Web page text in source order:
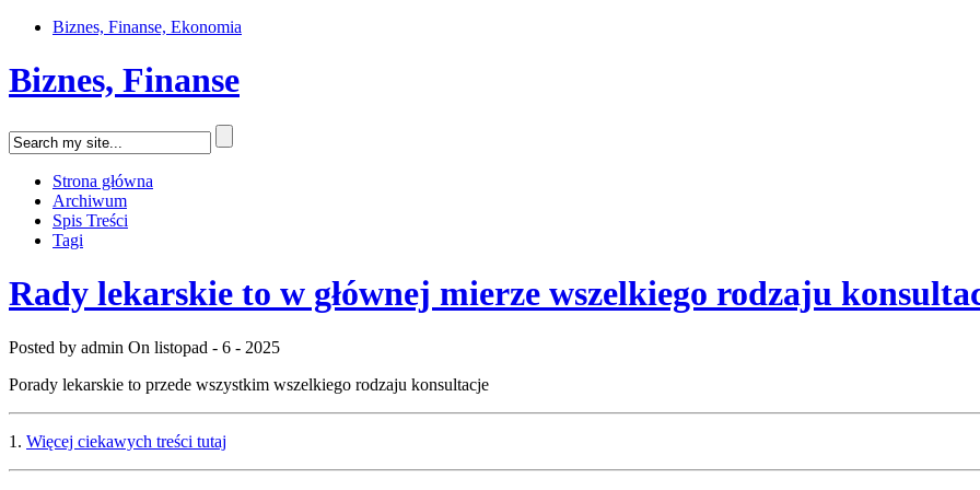
Biznes, Finanse, Ekonomia
Biznes, Finanse
Strona główna
Archiwum
Spis Treści
Tagi
Rady lekarskie to w głównej mierze wszelkiego rodzaju
Posted by admin On listopad - 6 - 2025
Porady lekarskie to przede wszystkim wszelkiego rodzaju konsultacje
1. Więcej ciekawych treści tutaj